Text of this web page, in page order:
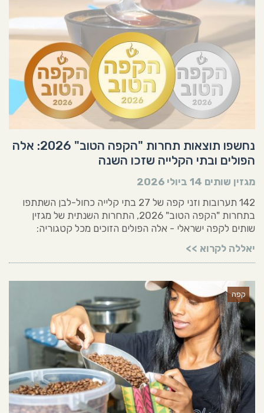
נחשפו תוצאות תחרות "הקפה הטוב" 2026: אלה
הפולים ובתי הקלייה שזכו השנה
מגזין שותים 14 ביולי 2026
142 תערובות וזני קפה של 27 בתי קלייה כחול-לבן השתתפו
בתחרות "הקפה הטוב" 2026, התחרות השנתית של מגזין
שותים לקפה ישראלי - אלה הפולים הזוכים מכל קטגוריה:
יאללה לקרוא >>
קפה